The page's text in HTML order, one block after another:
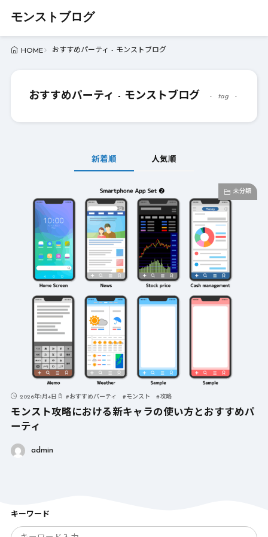
モンストブログ
HOME おすすめパーティ - モンストブログ
おすすめパーティ - モンストブログ tag
新着順 人気順
未分類
2026年1月4日 #おすすめパーティ #モンスト #攻略
モンスト攻略における新キャラの使い方とおすすめパ
ーティ
admin
キーワード